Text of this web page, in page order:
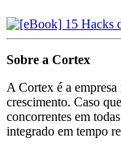
Sobre a Cortex
A Cortex é a
crescimento. Caso
concorrentes em
integrado em tempo